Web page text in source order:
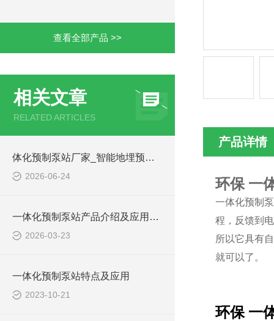
查看全部产品 >>
相关文章
RELATED ARTICLES
体化预制泵站厂家_智能地埋预制泵站-凌科环保
2026-06-24
一体化预制泵站产品介绍及应用范围
2026-03-23
一体化预制泵站特点及应用
2023-10-21
产品详情
环保 一
一体化预制
程，反馈到
所以它具有
就可以了。
环保 一